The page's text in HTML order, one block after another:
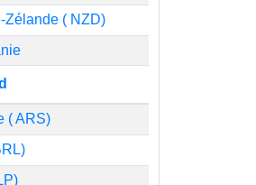
Zélande ( NZD)
( ARS)